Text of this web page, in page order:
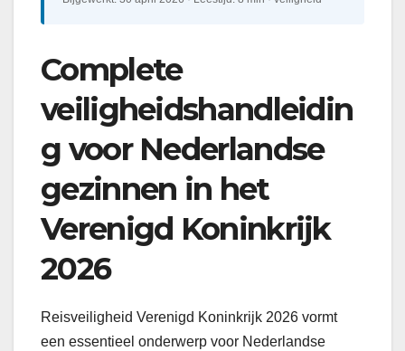
Complete
veiligheidshandleidin
g voor Nederlandse
gezinnen in het
Verenigd Koninkrijk
2026
Reisveiligheid Verenigd Koninkrijk 2026 vormt
een essentieel onderwerp voor Nederlandse